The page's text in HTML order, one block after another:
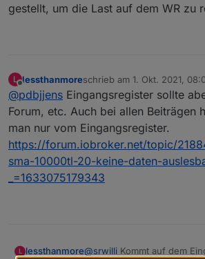
gestellt, um die Last auf dem WR zu
L
Offline
lessthanmoreschrieb am 1. Okt. 2021,
zuletzt editiert von
@pdbjjens Eingangsregister sollte
Forum, etc. Auch bei allen Beiträgen
man nur vom Eingangsregister.
https://forum.iobroker.net/topic/
sma-10000tl-20-keine-daten-
_=1633075179343
L lessthanmore@srwilli Kommt auf dem